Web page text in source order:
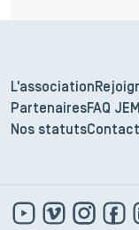
L'association
PartenairesFAQ
Nos statutsContact